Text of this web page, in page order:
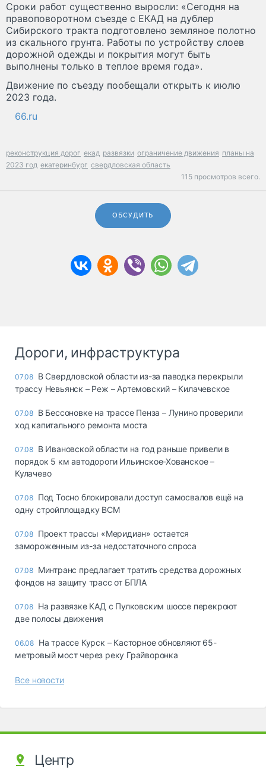
Сроки работ существенно выросли: «Сегодня на
правоповоротном съезде с ЕКАД на дублер
Сибирского тракта подготовлено земляное полотно
из скального грунта. Работы по устройству слоев
дорожной одежды и покрытия могут быть
выполнены только в теплое время года».
Движение по съезду пообещали открыть к июлю
2023 года.
66.ru
реконструкция дорог екад развязки ограничение движения планы на
2023 год екатеринбург свердловская область
115 просмотров всего.
ОБСУДИТЬ
Дороги, инфраструктура
07.08 В Свердловской области из-за паводка перекрыли
трассу Невьянск – Реж – Артемовский – Килачевское
07.08 В Бессоновке на трассе Пенза – Лунино проверили
ход капитального ремонта моста
07.08 В Ивановской области на год раньше привели в
порядок 5 км автодороги Ильинское-Хованское –
Кулачево
07.08 Под Тосно блокировали доступ самосвалов ещё на
одну стройплощадку ВСМ
07.08 Проект трассы «Меридиан» остается
замороженным из-за недостаточного спроса
07.08 Минтранс предлагает тратить средства дорожных
фондов на защиту трасс от БПЛА
07.08 На развязке КАД с Пулковским шоссе перекроют
две полосы движения
06.08 На трассе Курск – Касторное обновляют 65-
метровый мост через реку Грайворонка
Все новости
Центр